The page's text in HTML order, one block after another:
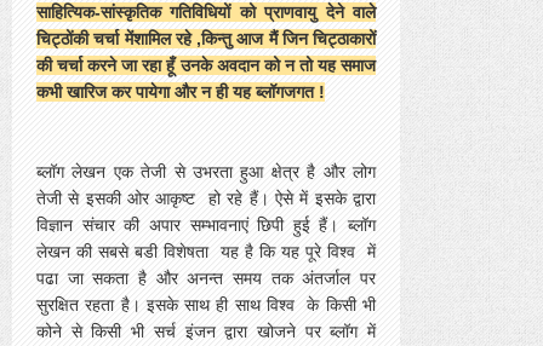
साहित्यिक-सांस्कृतिक गतिविधियों को प्राणवायु देने वाले
चिट्ठोंकी चर्चा मेंशामिल रहे ,किन्तु आज मैं जिन चिट्ठाकारों
की चर्चा करने जा रहा हूँ उनके अवदान को न तो यह समाज
कभी खारिज कर पायेगा और न ही यह ब्लॉगजगत !
ब्लॉग लेखन एक तेजी से उभरता हुआ क्षेत्र है और लोग
तेजी से इसकी ओर आकृष्ट हो रहे हैं। ऐसे में इसके द्वारा
विज्ञान संचार की अपार सम्भावनाएं छिपी हुई हैं। ब्लॉग
लेखन की सबसे बडी विशेषता यह है कि यह पूरे विश्व में
पढा जा सकता है और अनन्त समय तक अंतर्जाल पर
सुरक्षित रहता है। इसके साथ ही साथ विश्व के किसी भी
कोने से किसी भी सर्च इंजन द्वारा खोजने पर ब्लॉग में